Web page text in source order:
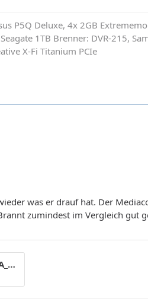
P5Q Deluxe, 4x 2GB
1TB Brenner: DVR-215,
X-Fi Titanium PCIe
was er drauf hat. Der
zumindest im Vergleich gut
TSSTcorpCD_DVDW_SH-S183A_SB03_01-February-2008_19_43 pioneer.png